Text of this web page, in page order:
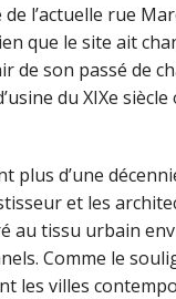
l’actuelle rue
que le site ait
de son passé de
du XIXe
plus d’une
et les
au tissu urbain
Comme le
les villes